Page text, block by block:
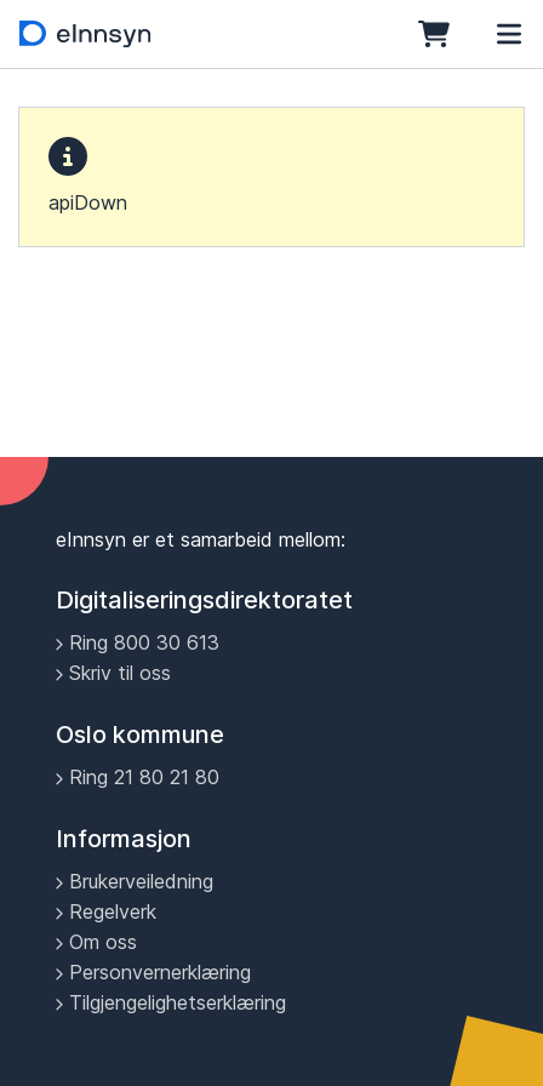
apiDown
eInnsyn er et samarbeid mellom:
Digitaliseringsdirektoratet
Ring 800 30 613
Skriv til oss
Oslo kommune
Ring 21 80 21 80
Informasjon
Brukerveiledning
Regelverk
Om oss
Personvernerklæring
Tilgjengelighetserklæring